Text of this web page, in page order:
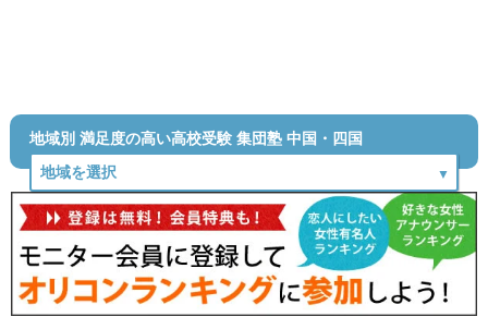
地域別 満足度の高い高校受験 集団塾 中国・四国